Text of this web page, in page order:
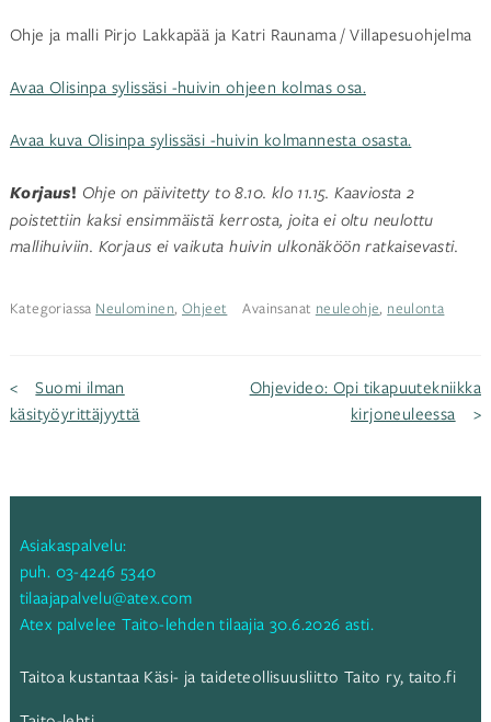
Ohje ja malli Pirjo Lakkapää ja Katri Raunama / Villapesuohjelma
Avaa Olisinpa sylissäsi -huivin ohjeen kolmas osa.
Avaa kuva Olisinpa sylissäsi -huivin kolmannesta osasta.
Korjaus! Ohje on päivitetty to 8.10. klo 11.15. Kaaviosta 2
poistettiin kaksi ensimmäistä kerrosta, joita ei oltu neulottu
mallihuiviin. Korjaus ei vaikuta huivin ulkonäköön ratkaisevasti.
Kategoriassa Neulominen, Ohjeet Avainsanat neuleohje, neulonta
Artikkelien
Suomi ilman
käsityöyrittäjyyttä
Ohjevideo: Opi tikapuutekniikka
kirjoneuleessa
Asiakaspalvelu:
puh. 03-4246 5340
tilaajapalvelu@atex.com
Atex palvelee Taito-lehden tilaajia 30.6.2026 asti.
Taitoa kustantaa Käsi- ja taideteollisuusliitto Taito ry, taito.fi